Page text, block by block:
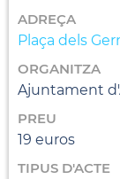
ADREÇA
Plaça dels
ORGANITZA
Ajuntament
PREU
19 euros
TIPUS D'ACTE